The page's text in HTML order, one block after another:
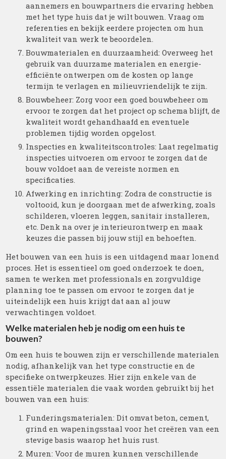
aannemers en bouwpartners die ervaring hebben
met het type huis dat je wilt bouwen. Vraag om
referenties en bekijk eerdere projecten om hun
kwaliteit van werk te beoordelen.
Bouwmaterialen en duurzaamheid: Overweeg het
gebruik van duurzame materialen en energie-
efficiënte ontwerpen om de kosten op lange
termijn te verlagen en milieuvriendelijk te zijn.
Bouwbeheer: Zorg voor een goed bouwbeheer om
ervoor te zorgen dat het project op schema blijft, de
kwaliteit wordt gehandhaafd en eventuele
problemen tijdig worden opgelost.
Inspecties en kwaliteitscontroles: Laat regelmatig
inspecties uitvoeren om ervoor te zorgen dat de
bouw voldoet aan de vereiste normen en
specificaties.
Afwerking en inrichting: Zodra de constructie is
voltooid, kun je doorgaan met de afwerking, zoals
schilderen, vloeren leggen, sanitair installeren,
etc. Denk na over je interieurontwerp en maak
keuzes die passen bij jouw stijl en behoeften.
Het bouwen van een huis is een uitdagend maar lonend
proces. Het is essentieel om goed onderzoek te doen,
samen te werken met professionals en zorgvuldige
planning toe te passen om ervoor te zorgen dat je
uiteindelijk een huis krijgt dat aan al jouw
verwachtingen voldoet.
Welke materialen heb je nodig om een huis te
bouwen?
Om een huis te bouwen zijn er verschillende materialen
nodig, afhankelijk van het type constructie en de
specifieke ontwerpkeuzes. Hier zijn enkele van de
essentiële materialen die vaak worden gebruikt bij het
bouwen van een huis:
Funderingsmaterialen: Dit omvat beton, cement,
grind en wapeningsstaal voor het creëren van een
stevige basis waarop het huis rust.
Muren: Voor de muren kunnen verschillende